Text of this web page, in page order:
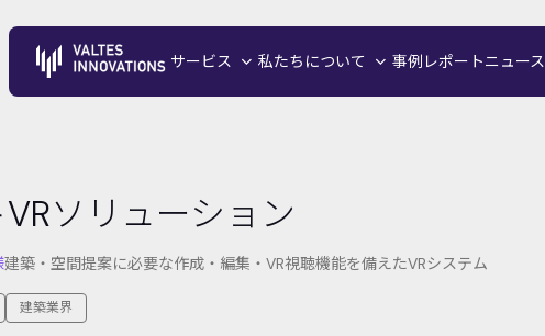
サービス 私たちについて 事例 レポートニュース
ソリューション
建築・空間提案に必要な作成・編集・VR視聴機能を備えたVRシステム
建築業界